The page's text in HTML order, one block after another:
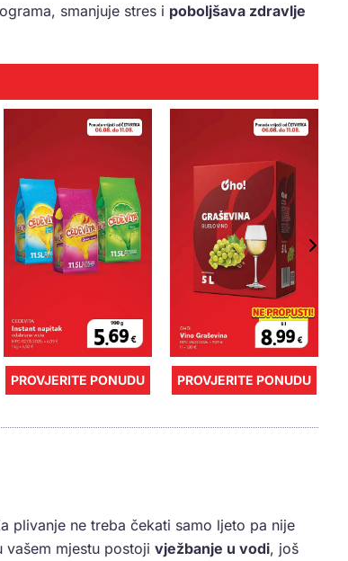
smanjuje stres i poboljšava zdravlje
PROVJERITE PONUDU PROVJERITE PONUDU
plivanje ne treba čekati samo ljeto pa nije
mjestu postoji vježbanje u vodi, još